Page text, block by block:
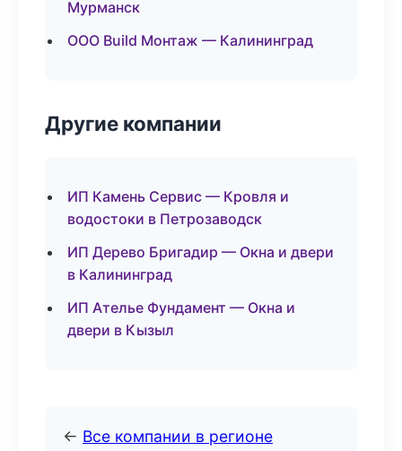
Мурманск
ООО Build Монтаж — Калининград
Другие компании
ИП Камень Сервис — Кровля и
водостоки в Петрозаводск
ИП Дерево Бригадир — Окна и двери
в Калининград
ИП Ателье Фундамент — Окна и
двери в Кызыл
← Все компании в регионе